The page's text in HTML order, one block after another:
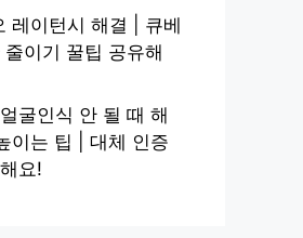
레이턴시 해결 | 큐베
이기 꿀팁 공유해
굴인식 안 될 때 해
이는 팁 | 대체 인증
요!